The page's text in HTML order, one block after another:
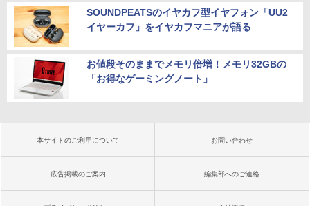
SOUNDPEATSのイヤカフ型イヤフォン「UU2
イヤーカフ」をイヤカフマニアが語る
お値段そのままでメモリ倍増！メモリ32GBの
「お得なゲーミングノート」
本サイトのご利用について お問い合わせ
広告掲載のご案内 編集部へのご連絡